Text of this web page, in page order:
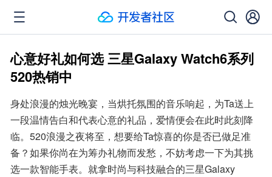
心意好礼如何选 三星Galaxy Watch6系列
520热销中
身处浪漫的烛光晚宴，当烘托氛围的音乐响起，为Ta送上
一段温情告白和代表心意的礼品，爱情便会在此时此刻降
临。520浪漫之夜将至，想要给Ta惊喜的你是否已做足准
备？如果你尚在为筹办礼物而发愁，不妨考虑一下为其挑
选一款智能手表。就拿时尚与科技融合的三星Galaxy